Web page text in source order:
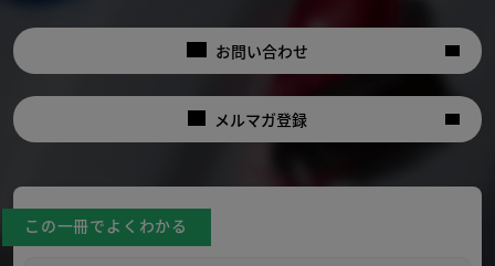
お問い合わせ
メルマガ登録
この一冊でよくわかる